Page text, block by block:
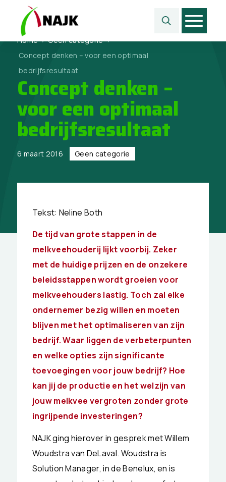
Home > Geen categorie >
Concept denken – voor een optimaal
bedrijfsresultaat
Concept denken –
voor een optimaal
bedrijfsresultaat
6 maart 2016 Geen categorie
Tekst: Neline Both
De tijd van grote stappen in de
melkveehouderij lijkt voorbij. Zeker
met de huidige prijzen en de onzekere
beleidsstappen wordt groeien voor
melkveehouders lastig. Toch zal elke
ondernemer bezig willen en moeten
blijven met het optimaliseren van zijn
bedrijf. Waar liggen de verbeterpunten
en welke opties zijn significante
toevoegingen voor jouw bedrijf? Hoe
kan jij de productie en het welzijn van
jouw melkvee vergroten zonder grote
ingrijpende investeringen?
NAJK ging hierover in gesprek met Willem
Woudstra van DeLaval. Woudstra is
Solution Manager, in de Benelux, en is